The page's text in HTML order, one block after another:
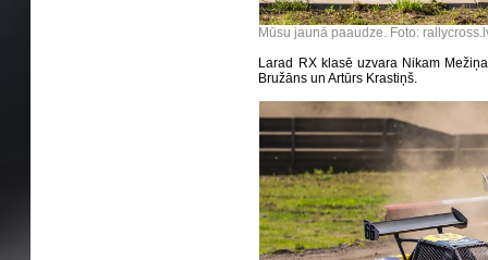
Mūsu jaunā paaudze. Foto:
Larad RX klasē uzvara Nikam
Bružāns un Artūrs Krastiņš.